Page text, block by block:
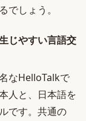
でしょう。
じやすい言語交
なHelloTalkで
人と、日本語を
です。共通の